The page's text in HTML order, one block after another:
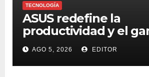
TECNOLOGÍA
ASUS redefine la
productividad y el
la experiencia Duo
AGO 5, 2026 EDITOR